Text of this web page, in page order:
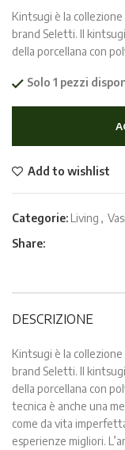
Kintsugi è la
brand Seletti. Il
della porcellana con
Solo 1 pezzi
Add to wishlist
Categorie: Living , Vasi
Share:
DESCRIZIONE
Kintsugi è la
brand Seletti. Il
della porcellana con
tecnica è anche una
come da vita
esperienze migliori.